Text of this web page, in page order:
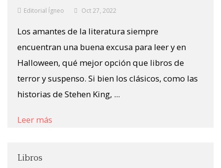
Editorial Ígneo Oct 27, 2022
Los amantes de la literatura siempre
encuentran una buena excusa para leer y en
Halloween, qué mejor opción que libros de
terror y suspenso. Si bien los clásicos, como las
historias de Stehen King, ...
Leer más
Libros